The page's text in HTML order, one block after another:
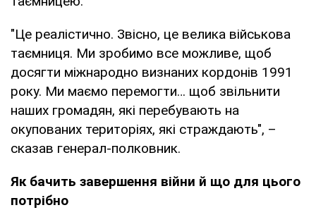
"Це реалістично. Звісно, це велика військова
таємниця. Ми зробимо все можливе, щоб
досягти міжнародно визнаних кордонів 1991
року. Ми маємо перемогти… щоб звільнити
наших громадян, які перебувають на
окупованих територіях, які страждають", –
сказав генерал-полковник.
Як бачить завершення війни й що для цього
потрібно